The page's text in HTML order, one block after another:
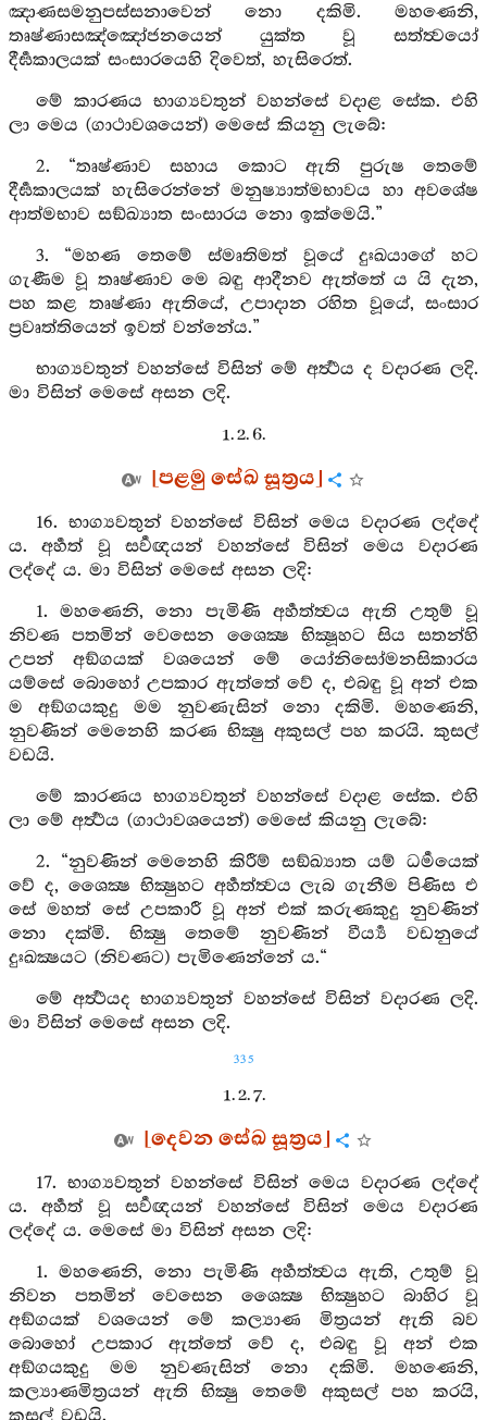
ඤාණසමනුපස්සනාවෙන් නො දකිමි. මහණෙනි,
තෘෂ්ණාසඤ්ඤෝජනයෙන් යුක්ත වූ සත්ත්‍වයෝ
දීර්‍ඝකාලයක් සංසාරයෙහි දිවෙත්, හැසිරෙත්.
මේ කාරණය භාග්‍යවතුන් වහන්සේ වදාළ සේක. එහි
ලා මෙය (ගාථාවශයෙන්) මෙසේ කියනු ලැබේ:
2. “තෘෂ්ණාව සහාය කොට ඇති පුරුෂ තෙමේ
දීර්‍ඝකාලයක් හැසිරෙන්නේ මනුෂ්‍යාත්මභාවය හා අවශේෂ
ආත්මභාව සඞ්ඛ්‍යාත සංසාරය නො ඉක්මෙයි.”
3. “මහණ තෙමේ ස්මෘතිමත් වූයේ දුඃඛයාගේ හට
ගැණීම වූ තෘෂ්ණාව මෙ බඳු ආදීනව ඇත්තේ ය යි දැන,
පහ කළ තෘෂ්ණා ඇතියේ, උපාදාන රහිත වූයේ, සංසාර
ප්‍රවෘත්තියෙන් ඉවත් වන්නේය.”
භාග්‍යවතුන් වහන්සේ විසින් මේ අර්‍ත්‍ථය ද වදාරණ ලදි.
මා විසින් මෙසේ අසන ලදි.
1. 2. 6.
[පළමු සේඛ සූත්‍රය]
16. භාග්‍යවතුන් වහන්සේ විසින් මෙය වදාරණ ලද්දේ
ය. අර්‍හත් වූ සර්‍වඥයන් වහන්සේ විසින් මෙය වදාරණ
ලද්දේ ය. මා විසින් මෙසේ අසන ලදි:
1. මහණෙනි, නො පැමිණි අර්‍හත්ත්‍වය ඇති උතුම් වූ
නිවණ පතමින් වෙසෙන ශෛක්‍ෂ භික්‍ෂූහට සිය සතන්හි
උපන් අඞ්ගයක් වශයෙන් මේ යෝනිසෝමනසිකාරය
යම්සේ බොහෝ උපකාර ඇත්තේ වේ ද, එබඳු වූ අන් එක
ම අඞ්ගයකුදු මම නුවණැසින් නො දකිමි. මහණෙනි,
නුවණින් මෙනෙහි කරණ භික්‍ෂු අකුසල් පහ කරයි. කුසල්
වඩයි.
මේ කාරණය භාග්‍යවතුන් වහන්සේ වදාළ සේක. එහි
ලා මේ අර්‍ත්‍ථය (ගාථාවශයෙන්) මෙසේ කියනු ලැබේ:
2. “නුවණින් මෙනෙහි කිරීම් සඞ්ඛ්‍යාත යම් ධර්‍මයෙක්
වේ ද, ශෛක්‍ෂ භික්‍ෂුහට අර්‍හත්ත්‍වය ලැබ ගැනීම පිණිස එ
සේ මහත් සේ උපකාරී වූ අන් එක් කරුණකුදු නුවණින්
නො දක්මි. භික්‍ෂු තෙමේ නුවණින් වීර්‍ය්‍ය වඩනුයේ
දුඃඛක්‍ෂයට (නිවණට) පැමිණෙන්නේ ය.“
මේ අර්‍ත්‍ථයද භාග්‍යවතුන් වහන්සේ විසින් වදාරණ ලදි.
මා විසින් මෙසේ අසන ලදි.
335
1. 2. 7.
[දෙවන සේඛ සූත්‍රය]
17. භාග්‍යවතුන් වහන්සේ විසින් මෙය වදාරණ ලද්දේ
ය. අර්‍හත් වූ සර්‍වඥයන් වහන්සේ විසින් මෙය වදාරණ
ලද්දේ ය. මෙසේ මා විසින් අසන ලදි:
1. මහණෙනි, නො පැමිණි අර්‍හත්ත්‍වය ඇති, උතුම් වූ
නිවන පතමින් වෙසෙන ශෛක්‍ෂ භික්‍ෂුහට බාහිර වූ
අඞ්ගයක් වශයෙන් මේ කල්‍යාණ මිත්‍රයන් ඇති බව
බොහෝ උපකාර ඇත්තේ වේ ද, එබඳු වූ අන් එක
අඞ්ගයකුදු මම නුවණැසින් නො දකිමි. මහණෙනි,
කල්‍යාණමිත්‍රයන් ඇති භික්‍ෂු තෙමේ අකුසල් පහ කරයි,